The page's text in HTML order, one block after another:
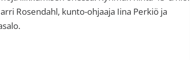
Rosendahl, kunto-ohjaaja Iina Perkiö ja